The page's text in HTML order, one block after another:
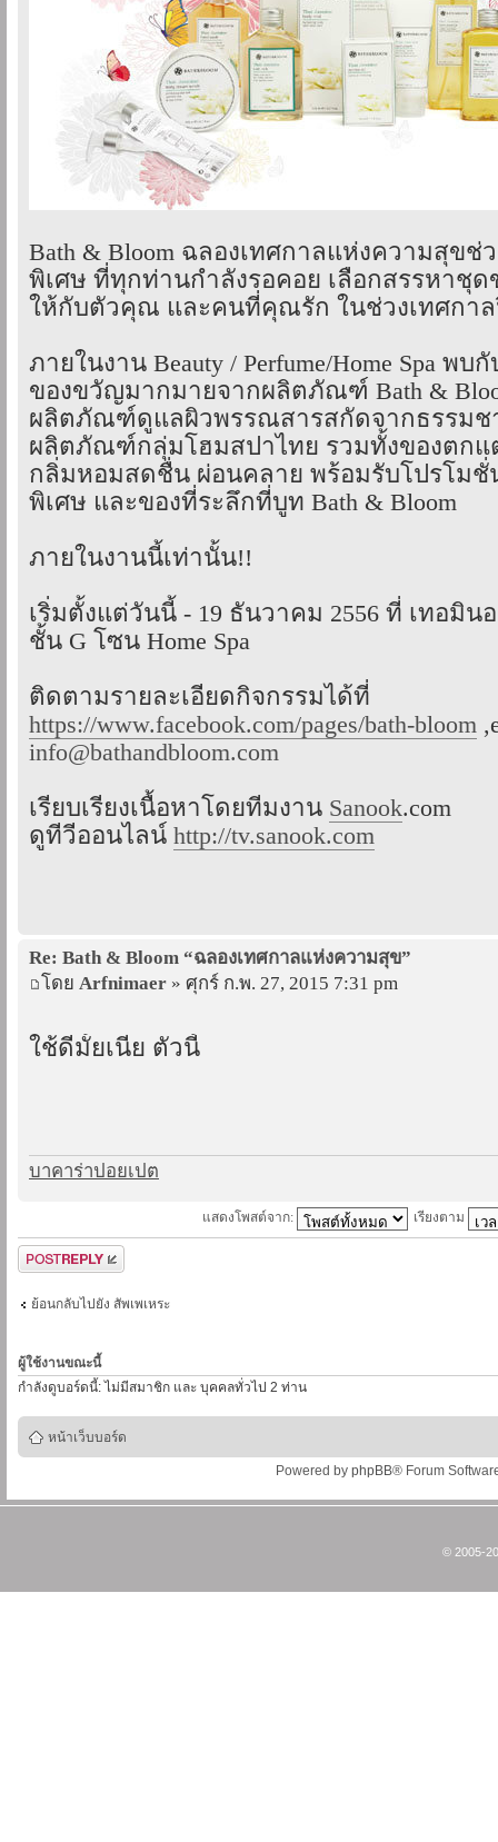
Bath & Bloom ฉลองเทศกาลแห่งความสุขช่
พิเศษ ที่ทุกท่านกำลังรอคอย เลือกสรรหาชุ
ให้กับตัวคุณ และคนที่คุณรัก ในช่วงเทศกา
ภายในงาน Beauty / Perfume/Home Spa
ของขวัญมากมายจากผลิตภัณฑ์ Bath &
ผลิตภัณฑ์ดูแลผิวพรรณสารสกัดจากธรรมช
ผลิตภัณฑ์กลุ่มโฮมสปาไทย รวมทั้งของตกแ
กลิ่มหอมสดชื่น ผ่อนคลาย พร้อมรับโปรโม
พิเศษ และของที่ระลึกที่บูท Bath & Bloom
ภายในงานนี้เท่านั้น!!
เริ่มตั้งแต่วันนี้ - 19 ธันวาคม 2556 ที่ เทอมิน
ชั้น G โซน Home Spa
ติดตามรายละเอียดกิจกรรมได้ที่
https://www.facebook.com/pages/bath-bloom
info@bathandbloom.com
เรียบเรียงเนื้อหาโดยทีมงาน Sanook.com
ดูทีวีออนไลน์ http://tv.sanook.com
Re: Bath & Bloom “ฉลองเทศกาลแห่งความสุข”
โดย Arfnimaer » ศุกร์ ก.พ. 27, 2015 7:31 pm
ใช้ดีมั้ยเนี่ย ตัวนี้
บาคาร่าปอยเปต
แสดงโพสต์จาก: เรียงตาม
ตอบกระทู้
ย้อนกลับไปยัง สัพเพเหระ
ผู้ใช้งานขณะนี้
กำลังดูบอร์ดนี้: ไม่มีสมาชิก และ บุคคลทั่วไป 2 ท่าน
หน้าเว็บบอร์ด
Powered by phpBB® Forum
© 2005-